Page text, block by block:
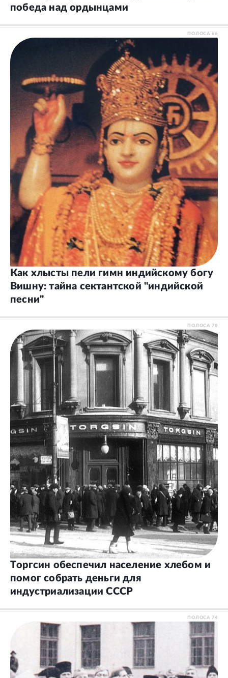
победа над ордынцами
ПОЛОСА66
Как хлысты пели гимн индийскому богу
Вишну: тайна сектантской "индийской
песни"
ПОЛОСА 70
Торгсин обеспечил население хлебом и
помог собрать деньги для
индустриализации СССР
ПОЛОСА 74